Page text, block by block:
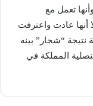
تعمل مع
أنها عادت واعترفت
نتيجة “شجار” بينه
المملكة في